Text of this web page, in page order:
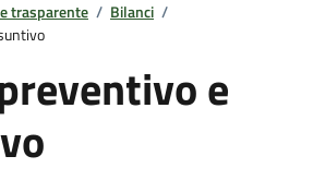
trasparente / Bilanci /
e